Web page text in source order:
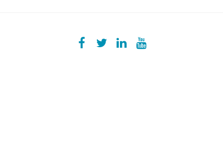
Facebook
ezeeplive
Twitter
ezeepLinkedIn
ezeepYouTube